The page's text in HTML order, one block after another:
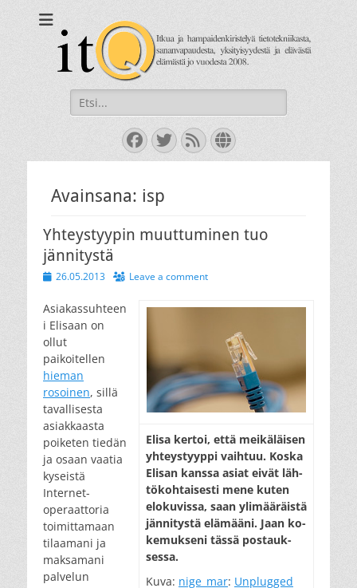
Itkua ja hammastenkiristelyä jo vuodesta 2008.
Search
for:
Facebook
Twitter
FeedWebsite
Avainsana: isp
Yhteystyypin muuttuminen tuo
jännitystä
Posted
26.05.2013 Leave a comment
Eli­sa ker­toi, et­tä mei­kä­läi­sen
yh­teys­tyyp­pi vaih­tuu. Kos­ka
Eli­san kans­sa asiat ei­vät läh­
tö­koh­tai­ses­ti me­ne ku­ten
elo­ku­vis­sa, saan yli­mää­räis­tä
jän­ni­tys­tä elä­mää­ni. Jaan ko­
ke­muk­se­ni täs­sä pos­tauk­
ses­sa.
Kuva: nige_mar: Unplugged
Asiakassuhteen
i Elisaan on
ollut
paikoitellen
hieman
rosoinen, sillä
tavallisesta
asiakkaasta
poiketen tiedän
ja osaan vaatia
kyseistä
Internet-
operaattoria
toimittamaan
tilaamani ja
maksamani
palvelun